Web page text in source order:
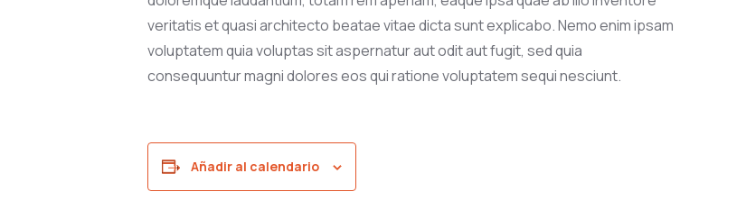
veritatis et quasi architecto beatae vitae dicta sunt explicabo. Nemo enim ipsam
voluptatem quia voluptas sit aspernatur aut odit aut fugit, sed quia
consequuntur magni dolores eos qui ratione voluptatem sequi nesciunt.
Añadir al calendario